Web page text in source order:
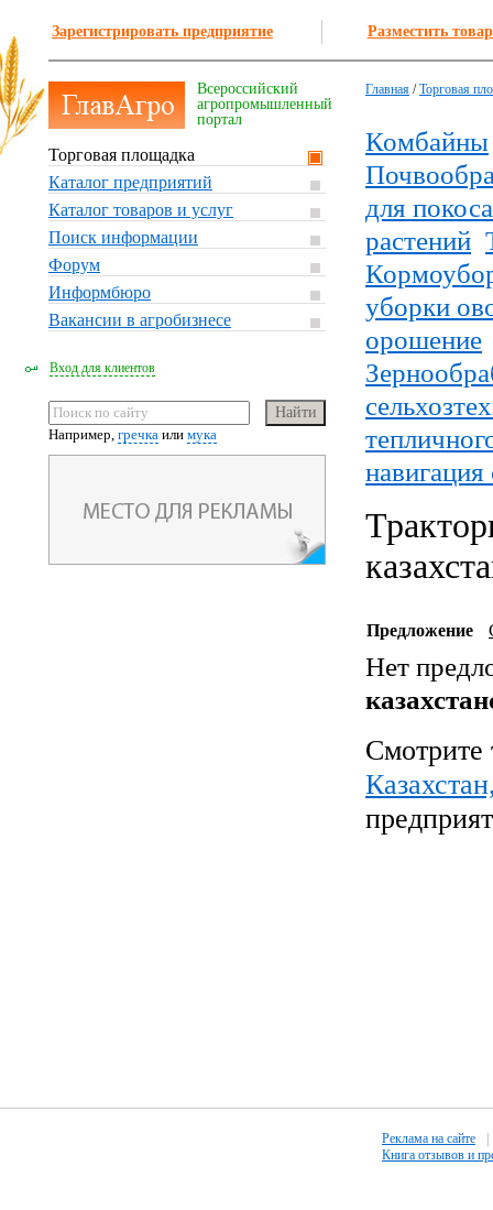
Зарегистрировать предприятие Разместить
Всероссийский
агропромышленный
портал
Торговая площадка
Каталог предприятий
Каталог товаров и услуг
Поиск информации
Форум
Информбюро
Вакансии в агробизнесе
Вход для клиентов
Например, гречка или мука
Главная /Торговая
Комбайны
для покоса
растений
уборки
орошение
навигация
Предложение
Нет
Смотрите
Реклама на сайте
Книга отзывов и